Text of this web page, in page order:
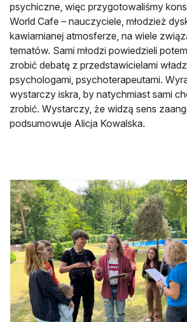
psychiczne, więc przygotowaliśmy
World Cafe – nauczyciele, młodzież
kawiarnianej atmosferze, na wiele
tematów. Sami młodzi powiedzieli
zrobić debatę z przedstawicielami
psychologami, psychoterapeutami.
wystarczy iskra, by natychmiast sami
zrobić. Wystarczy, że widzą sens
podsumowuje Alicja Kowalska.